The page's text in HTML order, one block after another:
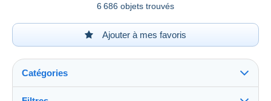
6 686 objets trouvés
Ajouter à mes favoris
Catégories